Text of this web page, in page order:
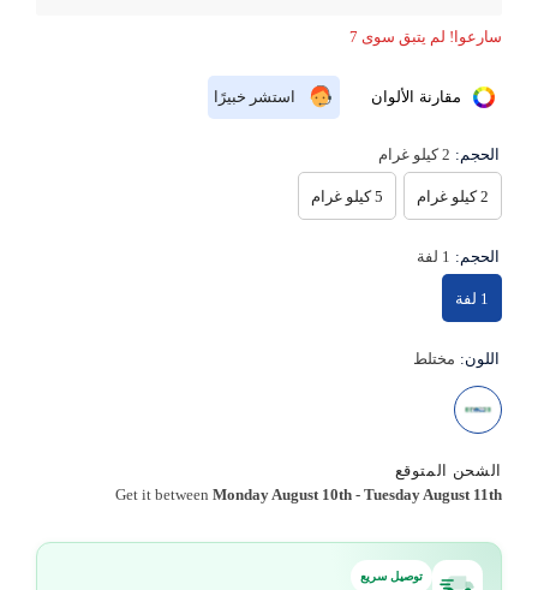
سارعوا! لم يتبق سوى 7
مقارنة الألوان استشر خبيرًا
الحجم: 2 كيلو غرام
2 كيلو غرام 5 كيلو غرام
الحجم: 1 لفة
1 لفة
اللون: مختلط
الشحن المتوقع
Get it betweenMonday August 10th -Tuesday August 11th
توصيل سريع